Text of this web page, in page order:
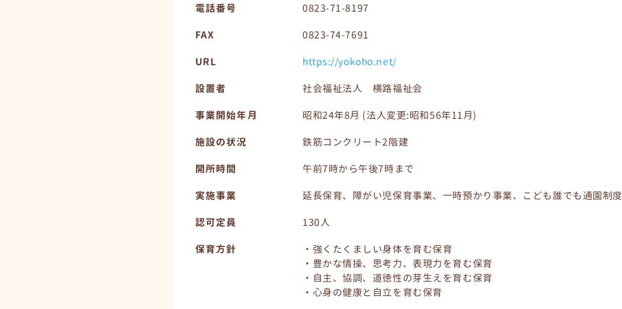
電話番号 0823-71-8197
FAX 0823-74-7691
URL https://yokoho.net/
設置者 社会福祉法人 横路福祉会
事業開始年月 昭和24年8月 (法人変更:昭和56年11月)
施設の状況 鉄筋コンクリート2階建
開所時間 午前7時から午後7時まで
実施事業 延長保育、障がい児保育事業、一時預かり事業、こども誰でも通園制度
認可定員 130人
保育方針
・強くたくましい身体を育む保育
・豊かな情操、思考力、表現力を育む保育
・自主、協調、道徳性の芽生えを育む保育
・心身の健康と自立を育む保育